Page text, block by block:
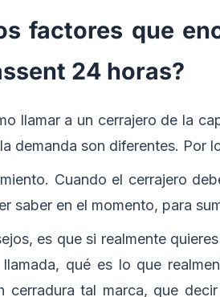
factores que
24 horas?
llamar a un cerrajero de la
demanda son diferentes. Por
Cuando el cerrajero
saber en el momento, para
es que si realmente
qué es lo que
cerradura tal marca, que